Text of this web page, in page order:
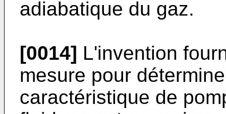
adiabatique du gaz.
[0014] L'invention
mesure pour
caractéristique de